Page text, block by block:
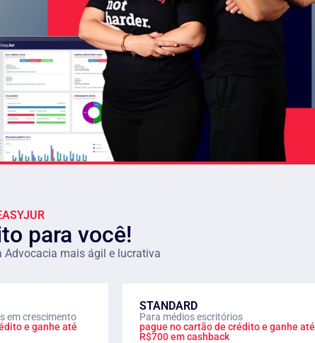
para você!
mais ágil e lucrativa
em crescimento
e ganhe até
STANDARD
Para médios escritórios
pague no cartão de crédito e ganhe até
R$700 em cashback